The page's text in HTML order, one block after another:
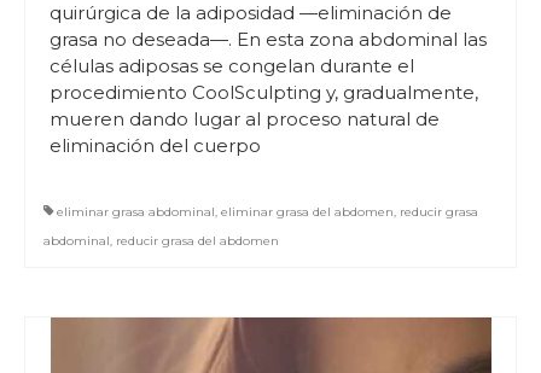
quirúrgica de la adiposidad —eliminación de
grasa no deseada—. En esta zona abdominal las
células adiposas se congelan durante el
procedimiento CoolSculpting y, gradualmente,
mueren dando lugar al proceso natural de
eliminación del cuerpo
eliminar grasa abdominal, eliminar grasa del abdomen, reducir grasa
abdominal, reducir grasa del abdomen